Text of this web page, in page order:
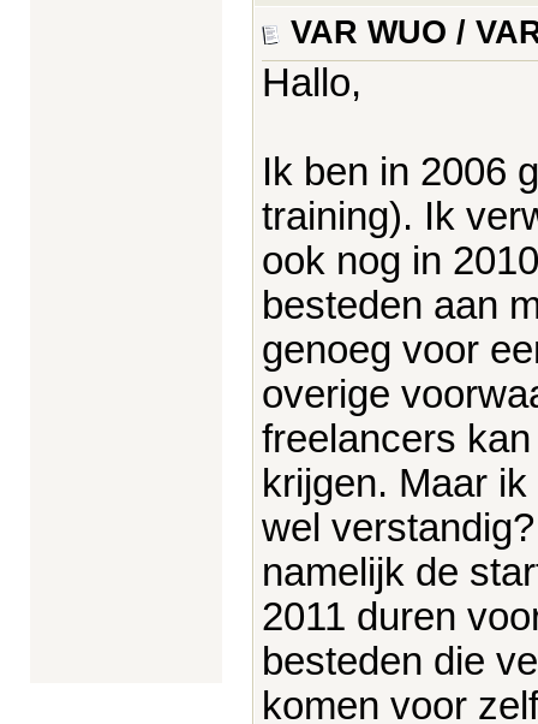
VAR WUO /
Hallo,
Ik ben in 2006
training). Ik
ook nog in
besteden aan
genoeg voor
overige
freelancers
krijgen. Maar
wel
namelijk de
2011 duren
besteden die
komen voor